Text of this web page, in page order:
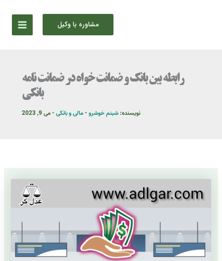
مشاوره با وکیل
رابطه بین بانک و ضمانت خواه در ضمانت نامه
بانکی
نویسنده: شبنم خوشرو -مالی و بانکی -می 9, 2023